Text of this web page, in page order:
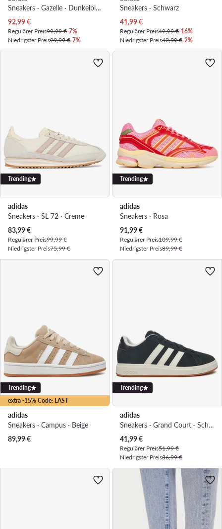
Sneakers · Gazelle · Dunkelblau
Aktueller Preis
92,99€
Regulärer Preis99,99 €-7%
Niedrigster Preis99,99 €-7%
Sneakers · Schwarz
Aktueller Preis
41,99€
Regulärer Preis49,99 €-16%
Niedrigster Preis42,99 €-2%
Trending
adidas
Sneakers · SL 72 · Creme
Aktueller Preis
83,99€
Regulärer Preis99,99 €
Niedrigster Preis75,99 €
Trending
adidas
Sneakers · Rosa
Aktueller Preis
91,99€
Regulärer Preis109,99 €
Niedrigster Preis89,99 €
extra -15% Code: LAST
Trending
adidas
Sneakers · Campus · Beige
89,99€
Trending
adidas
Sneakers · Grand Court · Schwarz
Aktueller Preis
41,99€
Regulärer Preis51,99 €
Niedrigster Preis36,99 €